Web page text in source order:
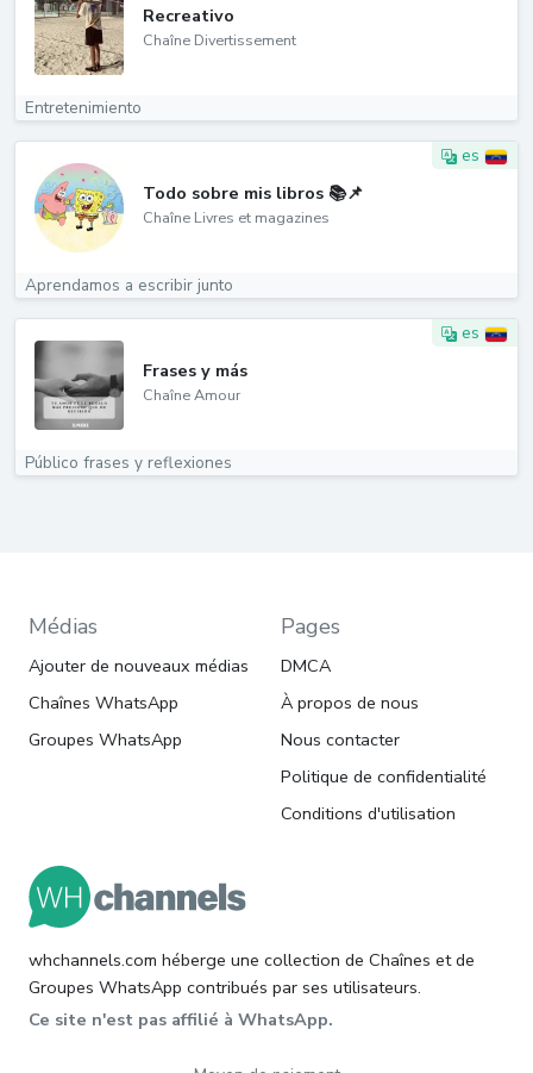
Recreativo
Chaîne Divertissement
Entretenimiento
es
Todo sobre mis libros 📚📌
Chaîne Livres et magazines
Aprendamos a escribir junto
es
Frases y más
Chaîne Amour
Público frases y reflexiones
Médias
Ajouter de nouveaux médias
Chaînes WhatsApp
Groupes WhatsApp
Pages
DMCA
À propos de nous
Nous contacter
Politique de confidentialité
Conditions d'utilisation
whchannels.com héberge une collection de Chaînes et de
Groupes WhatsApp contribués par ses utilisateurs.
Ce site n'est pas affilié à WhatsApp.